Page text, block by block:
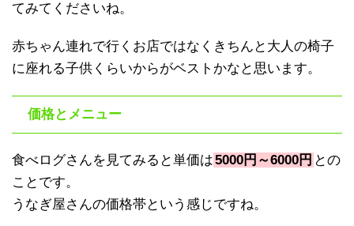
てみてくださいね。
赤ちゃん連れで行くお店ではなくきちんと大人の椅子
に座れる子供くらいからがベストかなと思います。
価格とメニュー
食べログさんを見てみると単価は5000円～6000円 との
ことです。
うなぎ屋さんの価格帯という感じですね。